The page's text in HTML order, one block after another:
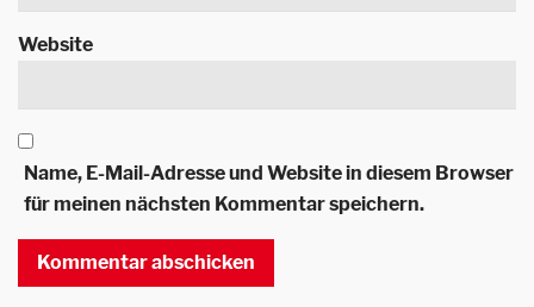
Website
Name, E-Mail-Adresse und Website in diesem Browser
für meinen nächsten Kommentar speichern.